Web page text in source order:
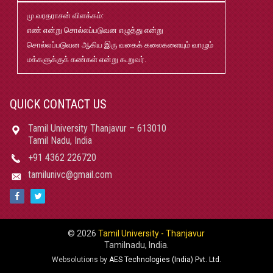
02
May
22
மரங்கள் ஏலம் விடுதல்
May
15
Robert-Caldwell-Chair-Fellowship-Temporary-Basis
May
08
தமிழ்ப் பல்கலைக்கழகம்-2026-27 சேர்க்கை விவரக் கையேடு
Jan
21
பதிப்புத்துறை வெளியீடுகள் 2025 pdf
சலுகைகள்
மு.வரதராசன் விளக்கம்:
எண் என்று சொல்லப்படுவன எழுத்து என்று
சொல்லப்படுவன ஆகிய இரு வகைக் கலைகளையும் வாழும்
மக்களுக்குக் கண்கள் என்று கூறுவர்.
QUICK CONTACT US
Tamil University Thanjavur – 613010
Tamil Nadu, India
+91 4362 226720
tamilunivc@gmail.com
© 2026Tamil University - Thanjavur
Tamilnadu, India.
Websolutions by AES Technologies (India) Pvt. Ltd.